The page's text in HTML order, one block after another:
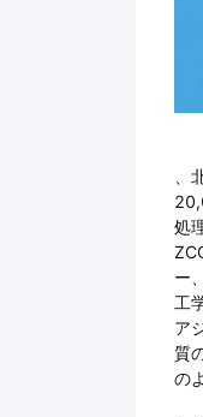
処
ー
工
ア
質
の